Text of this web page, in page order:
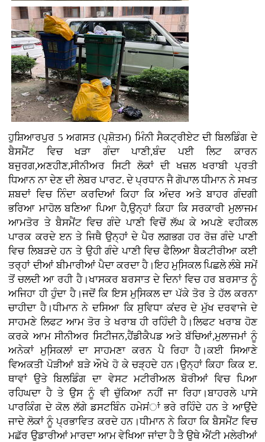
ਹੁਸ਼ਿਆਰਪੁਰ 5 ਅਗਸਤ (ਪ੍ਸ਼ੋਤਮ) ਮਿੰਨੀ ਸੈਕਟ੍ਰੀਏਟ ਦੀ ਬਿਲਡਿੰਗ ਦੇ
ਬੈਸਮੈਂਟ ਵਿਚ ਖੜਾ ਗੰਦਾ ਪਾਣੀ,ਬੰਦ ਪਈ ਲਿਟ ਕਾਰਨ
ਬਜੁਰਗ,ਅਣਹੀਣ,ਸੀਨੀਅਰ ਸਿਟੀ ਲੋਕਾਂ ਦੀ ਖਜ਼ਲ ਖਰਾਬੀ ਪ੍ਰਤੀ
ਧਿਆਨ ਨਾ ਦੇਣ ਦੀ ਲੇਬਰ ਪਾਰਟ. ਦੇ ਪ੍ਰਧਾਨ ਜੈ ਗੋਪਾਲ ਧੀਮਾਨ ਨੇ ਸਖਤ
ਸ਼ਬਦਾਂ ਵਿਚ ਨਿੰਦਾ ਕਰਦਿਆਂ ਕਿਹਾ ਕਿ ਅੰਦਰ ਅਤੇ ਬਾਹਰ ਗੰਦਗੀ
ਭਰਿਆ ਮਾਹੋਲ ਬਣਿਆ ਪਿਆ ਹੈ,ਉਨ੍ਹਾਂ ਕਿਹਾ ਕਿ ਸਰਕਾਰੀ ਮੁਲਾਜਮ
ਆਮਤੋਰ ਤੇ ਬੈਸਮੈਂਟ ਵਿਚ ਗੰਦੇ ਪਾਣੀ ਵਿਚੋਂ ਲੱਘ ਕੇ ਅਪਣੇ ਵਹੀਕਲ
ਪਾਰਕ ਕਰਦੇ ੲਨ ਤੇ ਜਿਥੈ ਉਨ੍ਹਾਂ ਦੇ ਪੈਰ ਲਗਭਗ ਹਰ ਰੋਜ਼ ਗੰਦੇ ਪਾਣੀ
ਵਿਚ ਲਿਬੜਦੇ ਹਨ ਤੇ ਉਹੀ ਗੰਦੇ ਪਾਣੀ ਵਿਚ ਫੈਲਿਆ ਬੈਕਟੀਰੀਆ ਕਈ
ਤਰ੍ਹਾਂ ਦੀਆਂ ਬੀਮਾਰੀਆਂ ਪੈਦਾ ਕਰਦਾ ਹੈ।ਇਹ ਮੁਸਿ਼ਕਲ ਪਿਛਲੇ ਲੰਬੇ ਸਮੇਂ
ਤੋਂ ਚਲਦੀ ਆ ਰਹੀ ਹੈ।ਖਾਸਕਰ ਬਰਸਾਤ ਦੇ ਦਿਨਾਂ ਵਿਚ ਹਰ ਬਰਸਾਤ ਨੂੰ
ਅਜਿਹਾ ਹੀ ਹੁੰਦਾ ਹੈ।ਜਦੋਂ ਕਿ ਇਸ ਮੁਸਿ਼ਕਲ ਦਾ ਪੱਕੇ ਤੋਰ ਤੇ ਹੱਲ ਕਰਨਾ
ਚਾਹੀਦਾ ਹੈ।ਧੀਮਾਨ ਨੇ ਦਸਿਆ ਕਿ ਸੁਵਿਧਾ ਕਂਦਰ ਦੇ ਮੁੱਖ ਦਰਵਾਜੇ ਦੇ
ਸਾਹਮਣੇ ਲਿਫਟ ਆਮ ਤੋਰ ਤੇ ਖਰਾਬ ਹੀ ਰਹਿੰਦੀ ਹੈ।ਲਿਫਟ ਖਰਾਬ ਹੋਣ
ਕਰਕੇ ਆਮ ਸੀਨੀਅਰ ਸਿਟੀਜਨ,ਹੈਂਡੀਕੈਪਡ ਅਤੇ ਬੱਚਿਆਂ,ਮੁਲਾਜਮਾਂ ਨੂੰ
ਅਨੇਕਾਂ ਮੁਸਿ਼ਕਲਾਂ ਦਾ ਸਾਹਮਣਾ ਕਰਨ ਪੈ ਰਿਹਾ ਹੈ।ਕਈ ਸਿਆਣੇ
ਵਿਅਕਤੀ ਪੋੜੀਆਂ ਬੜੇ ਔਖੇ ਹੋ ਕੇ ਚੜ੍ਹਦੇ ਹਨ।ਉਨ੍ਹਾਂ ਕਿਹਾ ਕਿਕ ੲ.
ਥਾਵਾਂ ਉਤੇ ਬਿਲਡਿੰਗ ਦਾ ਵੇਸਟ ਮਟੀਰੀਅਲ ਬੋਰੀਆਂ ਵਿਚ ਪਿਆ
ਰਹਿਘਦਾ ਹੈ ਤੇ ਉਸ ਨੂੰ ਵੀ ਚੁੱਕਿਆ ਨਹੀਂ ਜਾ ਰਿਹਾ।ਬਾਹਰਲੇ ਪਾਸੇ
ਪਾਰਕਿੰਗ ਦੇ ਕੋਲ ਲੱਗੇ ਡਸਟਬਿੰਨ ਹਮੇਸਂਾਂ ਭਰੇ ਰਹਿੰਦੇ ਹਨ ਤੇ ਆਉਂਦੇ
ਜਾਦੇ ਲੋਕਾਂ ਨੂੰ ਪ੍ਰਭਾਵਿਤ ਕਰਦੇ ਹਨ।ਧੀਮਾਨ ਨੇ ਕਿਹਾ ਕਿ ਬੈਸਮੈਂਟ ਵਿਚ
ਮਛੱਰ ਉਡਾਰੀਆਂ ਮਾਰਦਾ ਆਮ ਵੇਖਿਆ ਜਾਂਦਾ ਹੈ ਤੈ ਉਥੇ ਐਂਟੀ ਮਲੇਰੀਆਂ